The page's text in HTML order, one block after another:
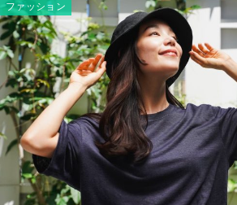
ファッション